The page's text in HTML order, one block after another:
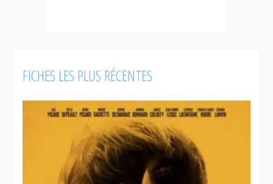
FICHES LES PLUS RÉCENTES